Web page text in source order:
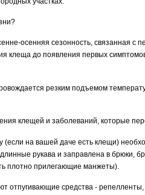
осенняя сезонность, связанная
клеща до появления первых
резким подъемом
клещей и заболеваний, которые
(если на вашей даче есть клещи)
рукава и заправлена в брюки,
плотно прилегающие манжеты).
отпугивающие средства -